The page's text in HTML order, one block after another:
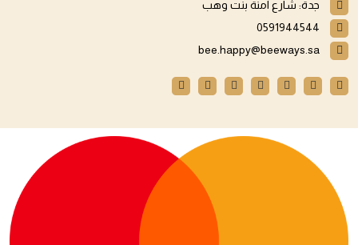
جدة: شارع آمنة بنت وهب
0591944544
bee.happy@beeways.sa